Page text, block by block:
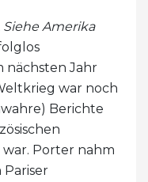
Siehe Amerika
nächsten Jahr
war noch
Berichte
Porter nahm